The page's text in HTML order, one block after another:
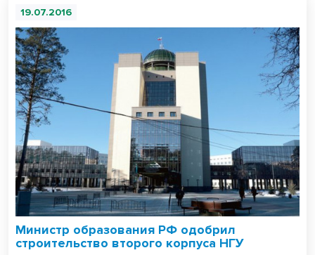
19.07.2016
Министр образования РФ одобрил
строительство второго корпуса НГУ